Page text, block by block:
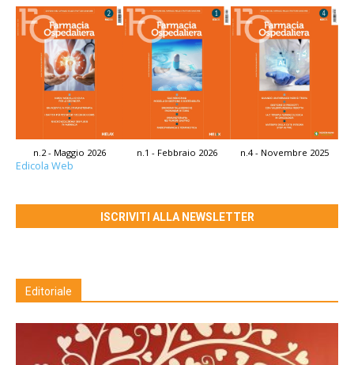
n.2 - Maggio 2026 n.1 - Febbraio 2026 n.4 - Novembre 2025
Edicola Web
ISCRIVITI ALLA NEWSLETTER
Editoriale